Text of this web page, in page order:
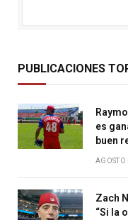
PUBLICACIONES
es
buen
Zach
“Si la